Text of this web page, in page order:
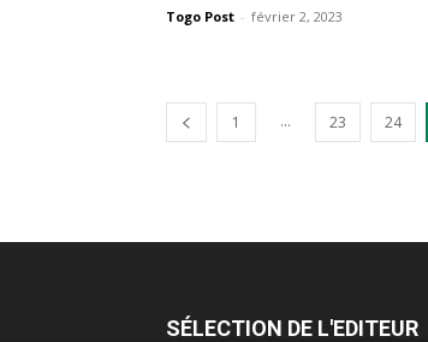
Togo Post - février 2, 2023
1 ... 23 24
SÉLECTION DE L'EDITEUR